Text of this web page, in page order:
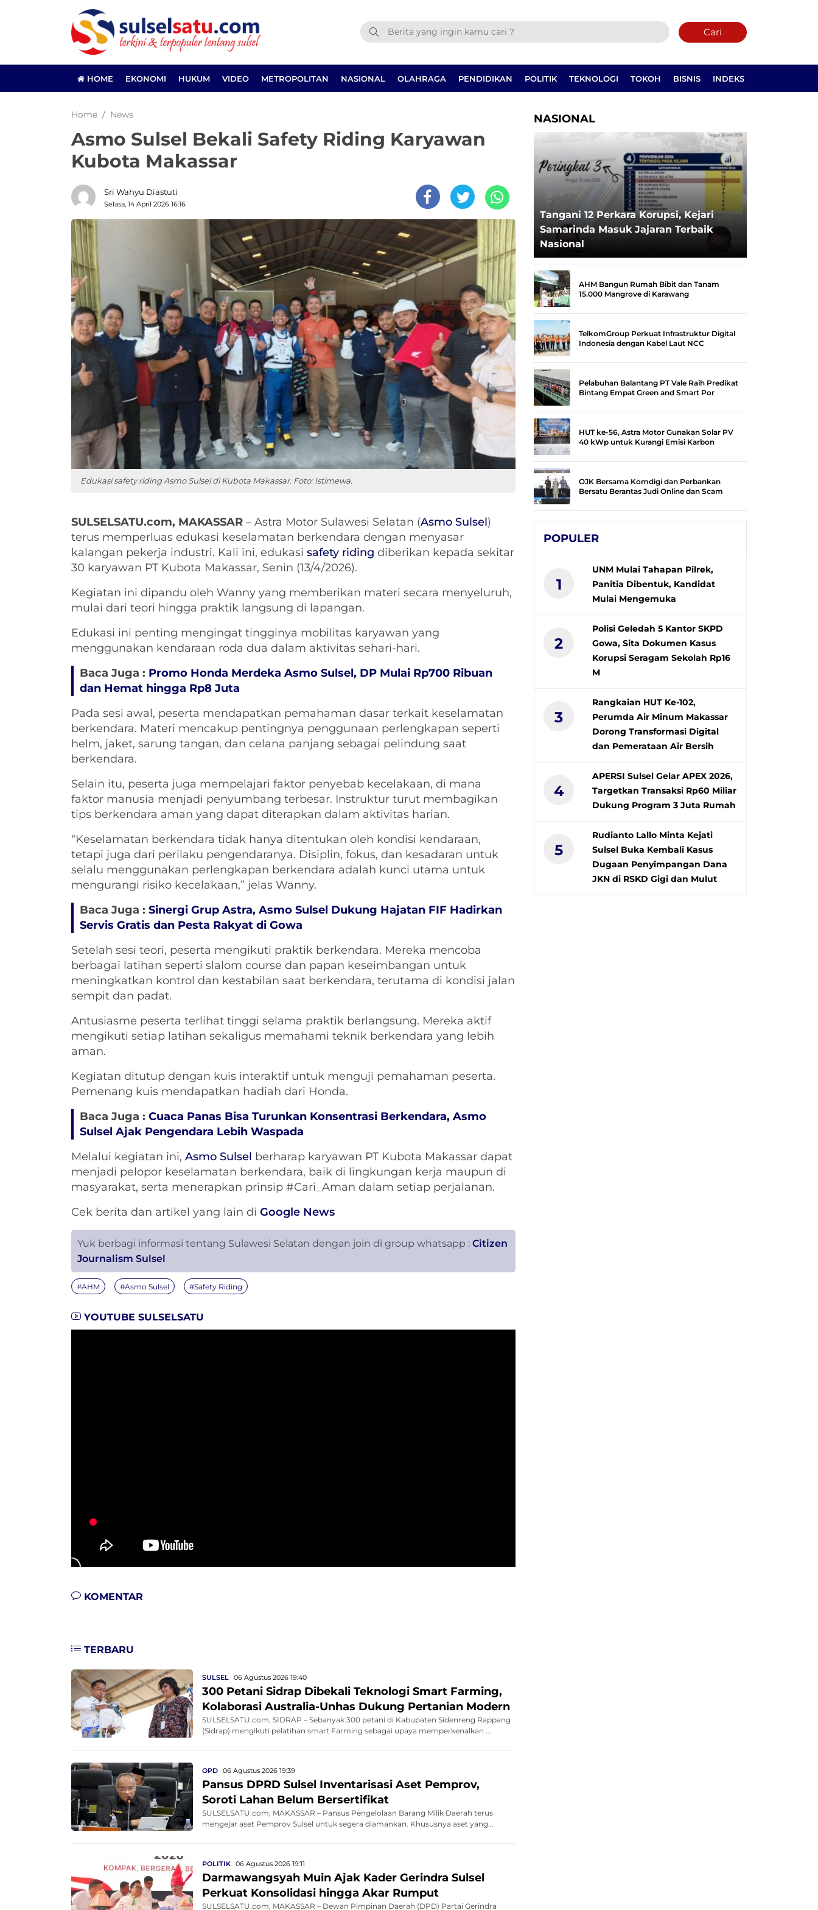
Cari
HOME EKONOMI HUKUM VIDEO METROPOLITAN NASIONAL OLAHRAGA PENDIDIKAN POLITIK TEKNOLOGI TOKOH BISNIS INDEKS
Home News
Asmo Sulsel Bekali Safety Riding Karyawan
Kubota Makassar
Sri Wahyu Diastuti
Selasa, 14 April 2026 16:16
Edukasi safety riding Asmo Sulsel di Kubota Makassar. Foto: Istimewa.
SULSELSATU.com, MAKASSAR – Astra Motor Sulawesi Selatan (Asmo Sulsel)
terus memperluas edukasi keselamatan berkendara dengan menyasar
kalangan pekerja industri. Kali ini, edukasi safety riding diberikan kepada sekitar
30 karyawan PT Kubota Makassar, Senin (13/4/2026).
Kegiatan ini dipandu oleh Wanny yang memberikan materi secara menyeluruh,
mulai dari teori hingga praktik langsung di lapangan.
Edukasi ini penting mengingat tingginya mobilitas karyawan yang
menggunakan kendaraan roda dua dalam aktivitas sehari-hari.
Baca Juga : Promo Honda Merdeka Asmo Sulsel, DP Mulai Rp700 Ribuan
dan Hemat hingga Rp8 Juta
Pada sesi awal, peserta mendapatkan pemahaman dasar terkait keselamatan
berkendara. Materi mencakup pentingnya penggunaan perlengkapan seperti
helm, jaket, sarung tangan, dan celana panjang sebagai pelindung saat
berkendara.
Selain itu, peserta juga mempelajari faktor penyebab kecelakaan, di mana
faktor manusia menjadi penyumbang terbesar. Instruktur turut membagikan
tips berkendara aman yang dapat diterapkan dalam aktivitas harian.
“Keselamatan berkendara tidak hanya ditentukan oleh kondisi kendaraan,
tetapi juga dari perilaku pengendaranya. Disiplin, fokus, dan kesadaran untuk
selalu menggunakan perlengkapan berkendara adalah kunci utama untuk
mengurangi risiko kecelakaan,” jelas Wanny.
Baca Juga : Sinergi Grup Astra, Asmo Sulsel Dukung Hajatan FIF Hadirkan
Servis Gratis dan Pesta Rakyat di Gowa
Setelah sesi teori, peserta mengikuti praktik berkendara. Mereka mencoba
berbagai latihan seperti slalom course dan papan keseimbangan untuk
meningkatkan kontrol dan kestabilan saat berkendara, terutama di kondisi jalan
sempit dan padat.
Antusiasme peserta terlihat tinggi selama praktik berlangsung. Mereka aktif
mengikuti setiap latihan sekaligus memahami teknik berkendara yang lebih
aman.
Kegiatan ditutup dengan kuis interaktif untuk menguji pemahaman peserta.
Pemenang kuis mendapatkan hadiah dari Honda.
Baca Juga : Cuaca Panas Bisa Turunkan Konsentrasi Berkendara, Asmo
Sulsel Ajak Pengendara Lebih Waspada
Melalui kegiatan ini, Asmo Sulsel berharap karyawan PT Kubota Makassar dapat
menjadi pelopor keselamatan berkendara, baik di lingkungan kerja maupun di
masyarakat, serta menerapkan prinsip #Cari_Aman dalam setiap perjalanan.
Cek berita dan artikel yang lain di Google News
Yuk berbagi informasi tentang Sulawesi Selatan dengan join di group whatsapp : Citizen
Journalism Sulsel
#AHM #Asmo Sulsel #Safety Riding
YOUTUBE SULSELSATU
KOMENTAR
TERBARU
SULSEL 06 Agustus 2026 19:40
300 Petani Sidrap Dibekali Teknologi Smart Farming,
Kolaborasi Australia-Unhas Dukung Pertanian Modern
SULSELSATU.com, SIDRAP – Sebanyak 300 petani di Kabupaten Sidenreng Rappang
(Sidrap) mengikuti pelatihan smart Farming sebagai upaya memperkenalkan ...
OPD 06 Agustus 2026 19:39
Pansus DPRD Sulsel Inventarisasi Aset Pemprov,
Soroti Lahan Belum Bersertifikat
SULSELSATU.com, MAKASSAR – Pansus Pengelolaan Barang Milik Daerah terus
mengejar aset Pemprov Sulsel untuk segera diamankan. Khususnya aset yang...
POLITIK 06 Agustus 2026 19:11
Darmawangsyah Muin Ajak Kader Gerindra Sulsel
Perkuat Konsolidasi hingga Akar Rumput
SULSELSATU.com, MAKASSAR – Dewan Pimpinan Daerah (DPD) Partai Gerindra
NASIONAL
Tangani 12 Perkara Korupsi, Kejari
Samarinda Masuk Jajaran Terbaik
Nasional
AHM Bangun Rumah Bibit dan Tanam
15.000 Mangrove di Karawang
TelkomGroup Perkuat Infrastruktur Digital
Indonesia dengan Kabel Laut NCC
Pelabuhan Balantang PT Vale Raih Predikat
Bintang Empat Green and Smart Por
HUT ke-56, Astra Motor Gunakan Solar PV
40 kWp untuk Kurangi Emisi Karbon
OJK Bersama Komdigi dan Perbankan
Bersatu Berantas Judi Online dan Scam
POPULER
1
UNM Mulai Tahapan Pilrek,
Panitia Dibentuk, Kandidat
Mulai Mengemuka
2
Polisi Geledah 5 Kantor SKPD
Gowa, Sita Dokumen Kasus
Korupsi Seragam Sekolah Rp16
M
3
Rangkaian HUT Ke-102,
Perumda Air Minum Makassar
Dorong Transformasi Digital
dan Pemerataan Air Bersih
4
APERSI Sulsel Gelar APEX 2026,
Targetkan Transaksi Rp60 Miliar
Dukung Program 3 Juta Rumah
5
Rudianto Lallo Minta Kejati
Sulsel Buka Kembali Kasus
Dugaan Penyimpangan Dana
JKN di RSKD Gigi dan Mulut